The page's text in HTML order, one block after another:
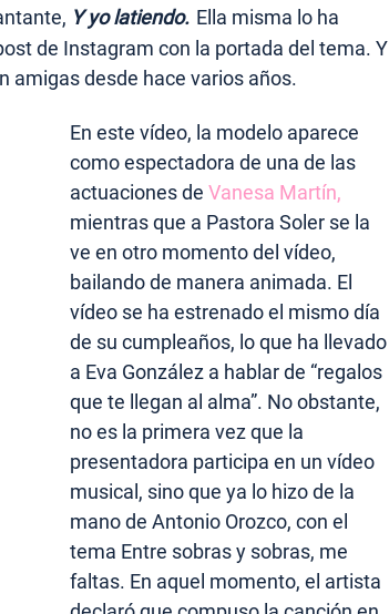
Y yo latiendo. Ella misma lo ha
de Instagram con la portada del tema. Y
amigas desde hace varios años.
En este vídeo, la modelo aparece
como espectadora de una de las
actuaciones de Vanesa Martín,
mientras que a Pastora Soler se la
ve en otro momento del vídeo,
bailando de manera animada. El
vídeo se ha estrenado el mismo día
de su cumpleaños, lo que ha llevado
a Eva González a hablar de “regalos
que te llegan al alma”. No obstante,
no es la primera vez que la
presentadora participa en un vídeo
musical, sino que ya lo hizo de la
mano de Antonio Orozco, con el
tema Entre sobras y sobras, me
faltas. En aquel momento, el artista